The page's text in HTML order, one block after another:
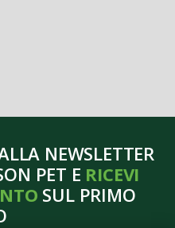
NEWSLETTER
PET E RICEVI
SUL PRIMO